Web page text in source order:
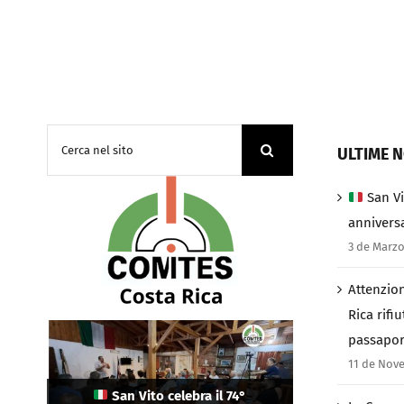
San Vito celebra il 74°
Attenzione connazionali: in Costa
Rica rifiutato l’ingresso a chi ha il
La Camera di Commercio Italiana in
Costa Rica ha eletto i suoi nuovi
vertici: Cristina Guerrini come
Presidente e Salo Himmelstern
ULTIME
San
3 de
Rica
11 de